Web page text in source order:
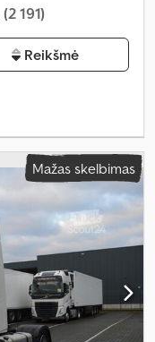
(2 191)
Reikšmė
Mažas skelbimas